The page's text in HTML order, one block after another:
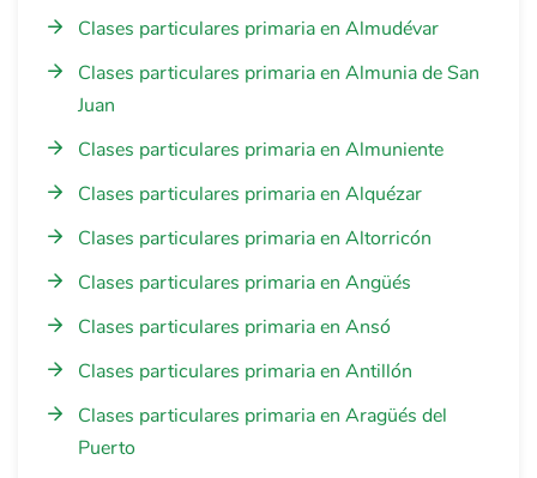
Clases particulares primaria en Almudévar
Clases particulares primaria en Almunia de San
Juan
Clases particulares primaria en Almuniente
Clases particulares primaria en Alquézar
Clases particulares primaria en Altorricón
Clases particulares primaria en Angüés
Clases particulares primaria en Ansó
Clases particulares primaria en Antillón
Clases particulares primaria en Aragüés del
Puerto